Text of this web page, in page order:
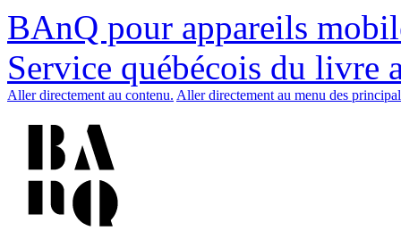
BAnQ pour appareils
Service québécois du livre
Aller directement au contenu. Aller directement au menu des